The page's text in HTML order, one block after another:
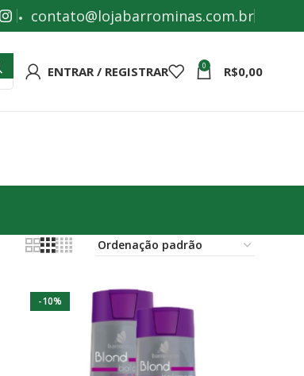
contato@lojabarrominas.com.br
ENTRAR / REGISTRAR 0 R$0,00
-10%